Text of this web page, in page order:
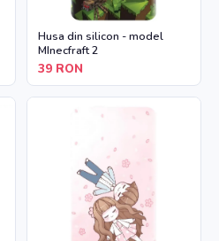
Husa din silicon - model
MInecfraft 2
39 RON